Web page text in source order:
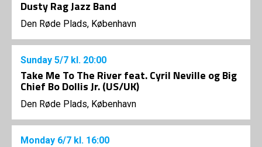
Dusty Rag Jazz Band
Den Røde Plads, København
Sunday 5/7 kl. 20:00
Take Me To The River feat. Cyril Neville og Big
Chief Bo Dollis Jr. (US/UK)
Den Røde Plads, København
Monday 6/7 kl. 16:00